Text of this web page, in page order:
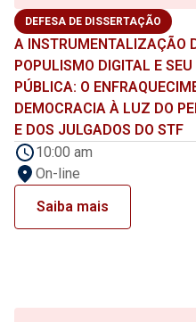
DEFESA DE DISSERTAÇÃO
A INSTRUMENTALIZAÇÃO
POPULISMO DIGITAL E
PÚBLICA: O
DEMOCRACIA À LUZ DO
E DOS JULGADOS DO STF
10:00 am
On-line
Saiba mais